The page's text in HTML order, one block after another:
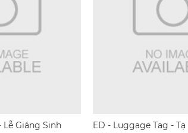
Lễ Giáng Sinh
ED - Luggage Tag -